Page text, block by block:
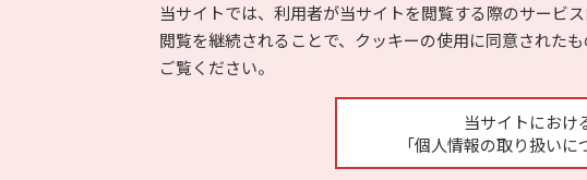
当サイトでは、利用者が当サイトを閲覧する際のサービ
閲覧を継続されることで、クッキーの使用に同意されたも
ご覧ください。
当サイトにおけ
「個人情報の取り扱いに